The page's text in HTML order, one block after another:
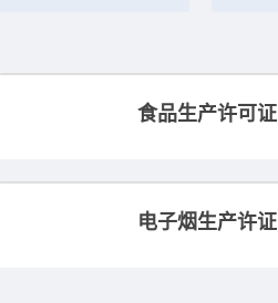
食品生产许可证
电子烟生产许证